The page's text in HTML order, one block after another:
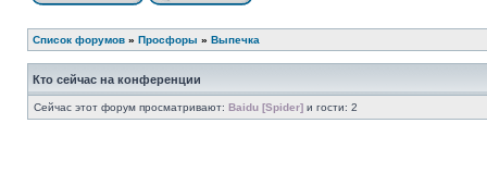
Список форумов » Просфоры » Выпечка
Кто сейчас на конференции
Сейчас этот форум просматривают: Baidu [Spider] и гости: 2